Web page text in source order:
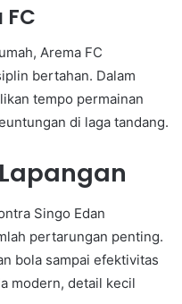
Arema FC
bertahan. Dalam
tempo permainan
di laga tandang.
Singo Edan
pertarungan penting.
bola sampai efektivitas
modern, detail kecil